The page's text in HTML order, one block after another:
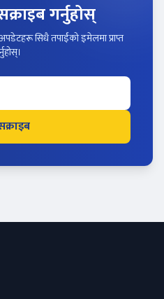
गर्नुहोस्
अपडेटहरू सिधै तपाईंको इमेलमा प्राप्त